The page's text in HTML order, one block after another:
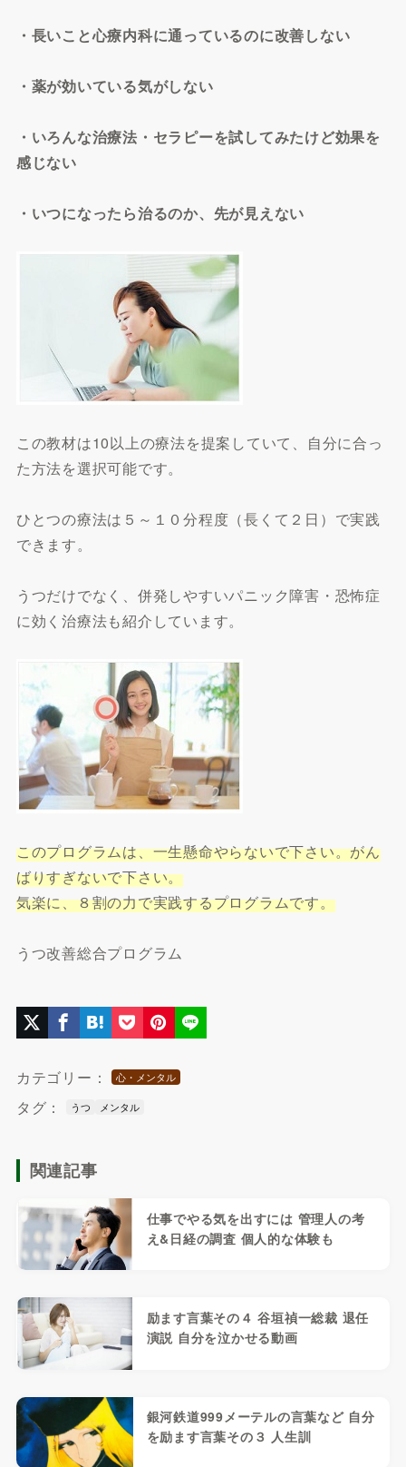
・長いこと心療内科に通っているのに改善しない
・薬が効いている気がしない
・いろんな治療法・セラピーを試してみたけど効果を
感じない
・いつになったら治るのか、先が見えない
この教材は10以上の療法を提案していて、自分に合っ
た方法を選択可能です。
ひとつの療法は５～１０分程度（長くて２日）で実践
できます。
うつだけでなく、併発しやすいパニック障害・恐怖症
に効く治療法も紹介しています。
このプログラムは、一生懸命やらないで下さい。がん
ばりすぎないで下さい。
気楽に、８割の力で実践するプログラムです。
うつ改善総合プログラム
カテゴリー： 心・メンタル
タグ： うつ メンタル
関連記事
仕事でやる気を出すには 管理人の考
え&日経の調査 個人的な体験も
励ます言葉その４ 谷垣禎一総裁 退任
演説 自分を泣かせる動画
銀河鉄道999メーテルの言葉など 自分
を励ます言葉その３ 人生訓